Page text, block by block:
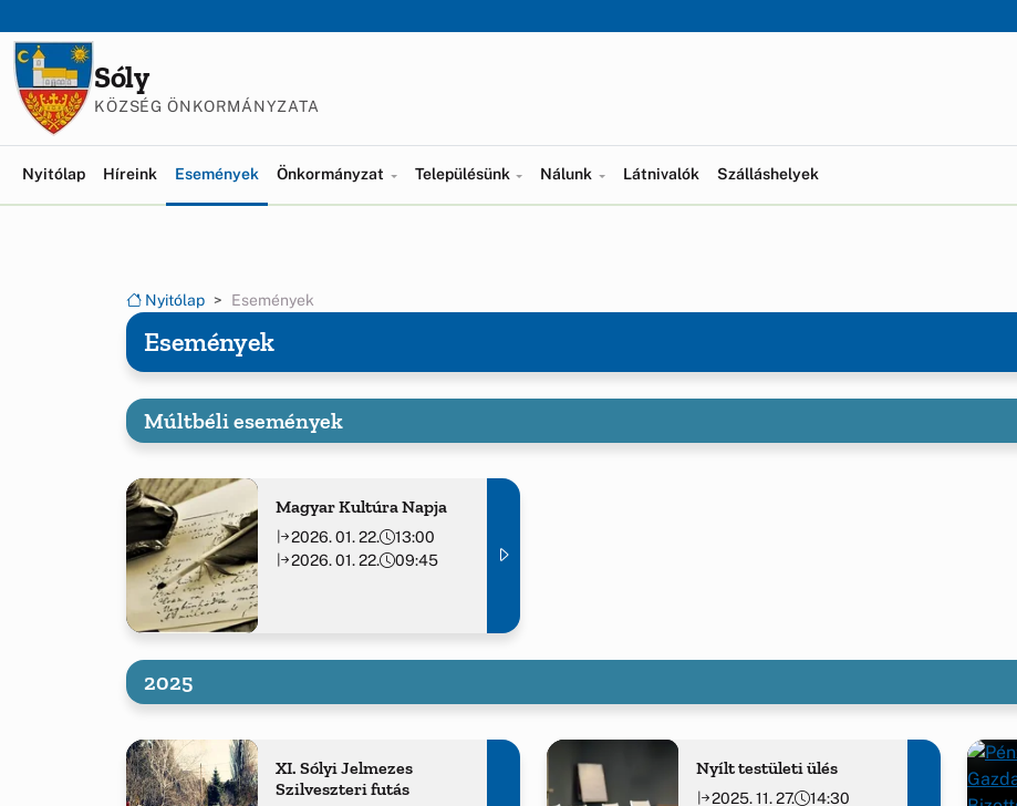
Sóly
KÖZSÉG ÖNKORMÁNYZATA
Nyitólap Híreink Események(current)
Önkormányzat Településünk Nálunk Látnivalók Szálláshelyek
Nyitólap Események
Események
Múltbéli események
Magyar Kultúra Napja
2026. 01. 22.
13:00
2026. 01. 22.
09:45
2025
XI. Sólyi Jelmezes
Szilveszteri futás
Nyílt testületi ülés
2025. 11. 27. 14:30